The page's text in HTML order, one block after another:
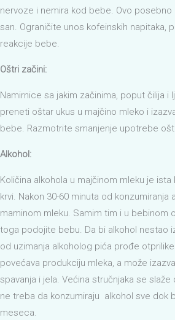
nervoze i nemira kod bebe. Ovo posebno
san. Ograničite unos kofeinskih napitaka,
reakcije bebe.
Oštri začini:
Namirnice sa jakim začinima, poput čilija i
preneti oštar ukus u majčino mleko i
bebe. Razmotrite smanjenje upotrebe
Alkohol:
Količina alkohola u majčinom mleku je ista
krvi. Nakon 30-60 minuta od konzumiranja
maminom mleku. Samim tim i u bebinom
toga podojite bebu. Da bi alkohol nestao
od uzimanja alkoholog pića prođe
povećava produkciju mleka, a može
spavanja i jela. Većina stručnjaka se
ne treba da konzumiraju alkohol sve dok
meseca.